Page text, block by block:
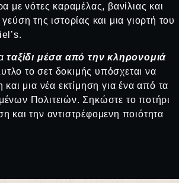
με νότες καραμέλας, βανίλιας και
της ιστορίας και μια γιορτή του
ταξίδι μέσα από την κληρονομιά
το σετ δοκιμής υπόσχεται να
μια νέα εκτίμηση για ένα από τα
Πολιτειών. Σηκώστε το ποτήρι
και την αντιστρέφομενη ποιότητα